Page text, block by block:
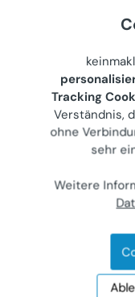
Wohnung
Wohnung
7431 Bad
Privater Anbieter
2 Zimmer
Letzte
Tracking
Verständnis,
ohne
sehr
Weitere